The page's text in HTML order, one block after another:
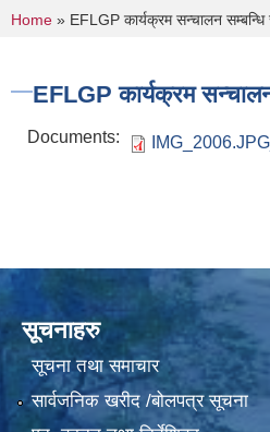
You are here
Home » EFLGP कार्यक्रम सन्चालन सम्बन्धि
EFLGP कार्यक्रम
Documents:
सूचनाहरु
सूचना तथा समाचार
सार्वजनिक खरीद /बोलपत्र सूचना